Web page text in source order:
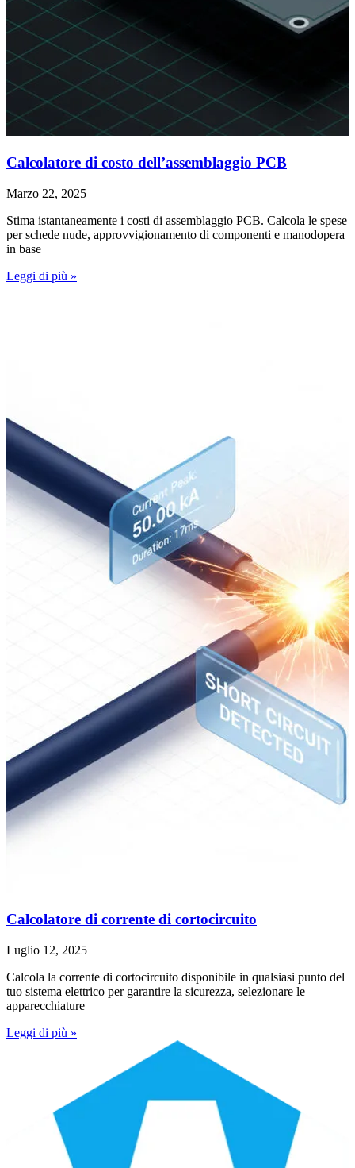
Calcolatore di costo dell’assemblaggio PCB
Marzo 22, 2025
Stima istantaneamente i costi di assemblaggio PCB. Calcola le spese
per schede nude, approvvigionamento di componenti e manodopera
in base
Leggi di più »
Calcolatore di corrente di cortocircuito
Luglio 12, 2025
Calcola la corrente di cortocircuito disponibile in qualsiasi punto del
tuo sistema elettrico per garantire la sicurezza, selezionare le
apparecchiature
Leggi di più »